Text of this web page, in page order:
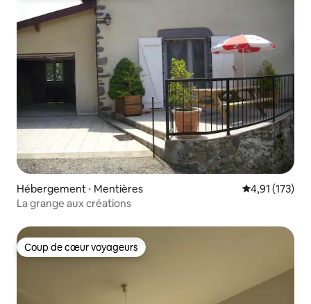
Hébergement ⋅ Mentières Évaluation
4,91 (173)
La grange aux créations
Coup de cœur voyageurs
Coup de cœur voyageurs